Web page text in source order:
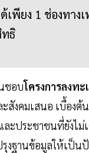
พียง 1 ช่องทาง
ธิ
ชอบโครงการลงท
สังคมเสนอ เบื้องต้น
ะประชาชนที่ยังไ
รุงฐานข้อมูลให้เป็น